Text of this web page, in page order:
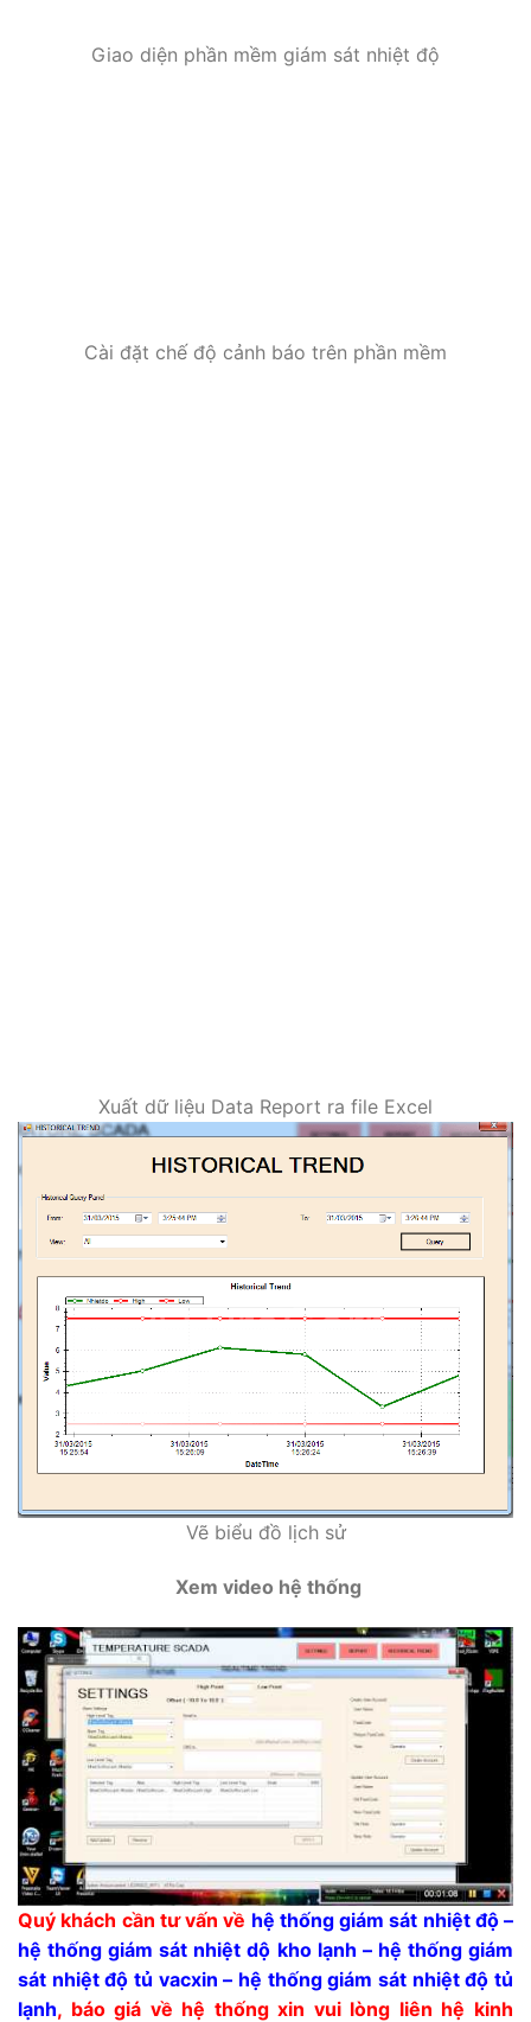
Giao diện phần mềm giám sát nhiệt độ
Cài đặt chế độ cảnh báo trên phần mềm
Xuất dữ liệu Data Report ra file Excel
Vẽ biểu đồ lịch sử
Xem video hệ thống
Quý khách cần tư vấn về hệ thống giám sát nhiệt độ –
hệ thống giám sát nhiệt dộ kho lạnh – hệ thống giám
sát nhiệt độ tủ vacxin – hệ thống giám sát nhiệt độ tủ
lạnh, báo giá về hệ thống xin vui lòng liên hệ kinh